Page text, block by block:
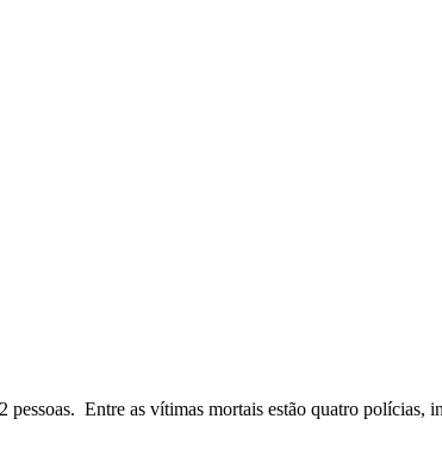
Entre as vítimas mortais estão quatro polícias,